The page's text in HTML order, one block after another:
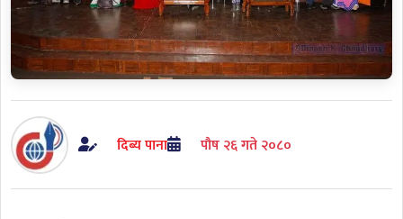
दिब्य पाना पौष २६ गते २०८०